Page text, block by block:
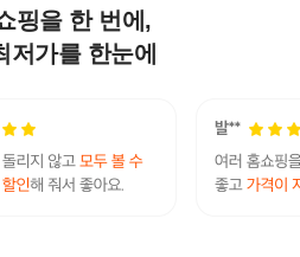
핑을 한 번에,
저가를 한눈에
딩 롤 테이블 L 감성캠핑 경량 백패
딩 롤 테이블 S 감성캠핑 경량 백패